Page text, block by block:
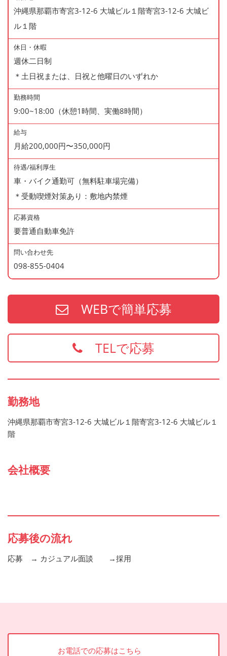
沖縄県那覇市寄宮3-12-6 大城ビル１階寄宮3-12-6 大城ビ
ル１階
休日・休暇
週休二日制
＊土日祝または、日祝と他曜日のいずれか
勤務時間
9:00~18:00（休憩1時間、実働8時間）
給与
月給200,000円〜350,000円
待遇/福利厚生
車・バイク通勤可（無料駐車場完備）
＊受動喫煙対策あり：敷地内禁煙
応募資格
要普通自動車免許
問い合わせ先
098-855-0404
WEBで簡単応募
TELで応募
勤務地
沖縄県那覇市寄宮3-12-6 大城ビル１階寄宮3-12-6 大城ビル１
階
会社概要
応募後の流れ
応募 → カジュアル面談 →採用
お電話での応募はこちら